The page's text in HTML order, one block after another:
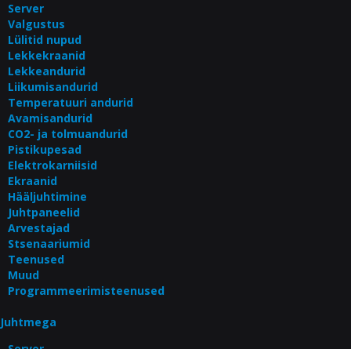
Server
Valgustus
Lülitid nupud
Lekkekraanid
Lekkeandurid
Liikumisandurid
Temperatuuri andurid
Avamisandurid
CO2- ja tolmuandurid
Pistikupesad
Elektrokarniisid
Ekraanid
Hääljuhtimine
Juhtpaneelid
Arvestajad
Stsenaariumid
Teenused
Muud
Programmeerimisteenused
Juhtmega